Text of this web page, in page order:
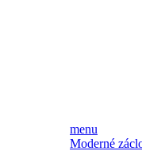
menu
Moderné